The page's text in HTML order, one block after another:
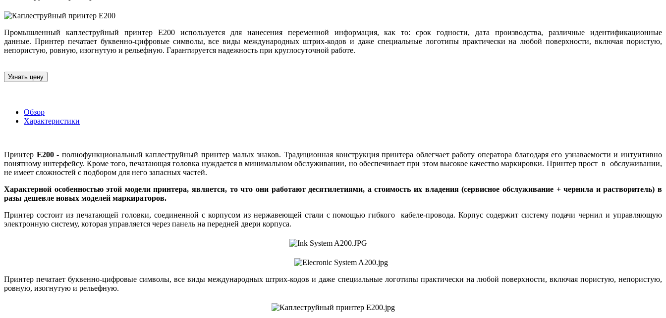
Промышленный каплеструйный принтер E200 используется для нанесения переменной информация, как то: срок годности, дата производства, различные идентификационные
данные. Принтер печатает буквенно-цифровые символы, все виды международных штрих-кодов и даже специальные логотипы практически на любой поверхности, включая пористую,
непористую, ровную, изогнутую и рельефную. Гарантируется надежность при круглосуточной работе.
Узнать цену
Обзор
Характеристики
Принтер Е200- полнофункциональный каплеструйный принтер малых знаков. Традиционная конструкция принтера облегчает работу оператора благодаря его узнаваемости и интуитивно
понятному интерфейсу. Кроме того, печатающая головка нуждается в минимальном обслуживании, но обеспечивает при этом высокое качество маркировки. Принтер прост в обслуживании,
не имеет сложностей с подбором для него запасных частей.
Характерной особенностью этой модели принтера, является, то что они работают десятилетиями, а стоимость их владения (сервисное обслуживание + чернила и растворитель) в
разы дешевле новых моделей маркираторов.
Принтер состоит из печатающей головки, соединенной с корпусом из нержавеющей стали с помощью гибкого кабеле-провода. Корпус содержит систему подачи чернил и управляющую
электронную систему, которая управляется через панель на передней двери корпуса.
Принтер печатает буквенно-цифровые символы, все виды международных штрих-кодов и даже специальные логотипы практически на любой поверхности, включая пористую, непористую,
ровную, изогнутую и рельефную.